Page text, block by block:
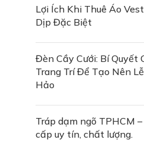
Lợi Ích Khi Thuê Áo
Dịp Đặc Biệt
Đèn Cầy Cưới: Bí Quyết
Trang Trí Để Tạo Nên
Hảo
Tráp dạm ngõ TPHCM
cấp uy tín, chất lượng.